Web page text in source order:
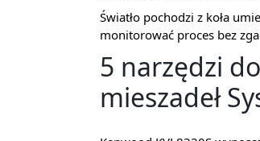
Światło pochodzi z koła
monitorować proces bez
5 narzędzi
mieszadeł